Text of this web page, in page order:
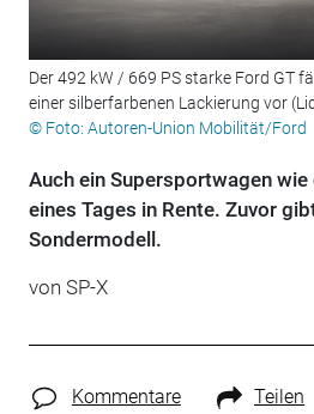
Der 492 kW / 669 PS starke Ford GT
einer silberfarbenen Lackierung vor
© Foto: Autoren-Union Mobilität/Ford
Auch ein Supersportwagen wie
eines Tages in Rente. Zuvor
Sondermodell.
von SP-X
Kommentare Teilen